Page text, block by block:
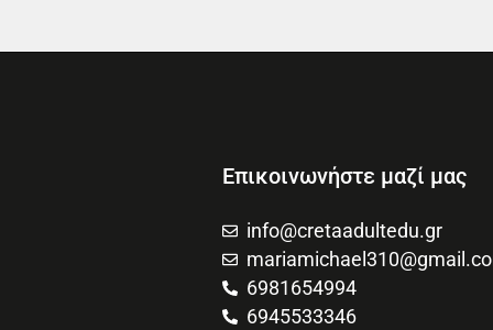
Επικοινωνήστε μαζί μας
info@cretaadultedu.gr
6981654994
6945533346